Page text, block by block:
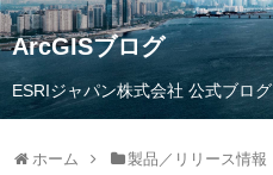
ArcGISブログ
ESRIジャパン株式会社 公式ブログ
ホーム 製品／リリース情報